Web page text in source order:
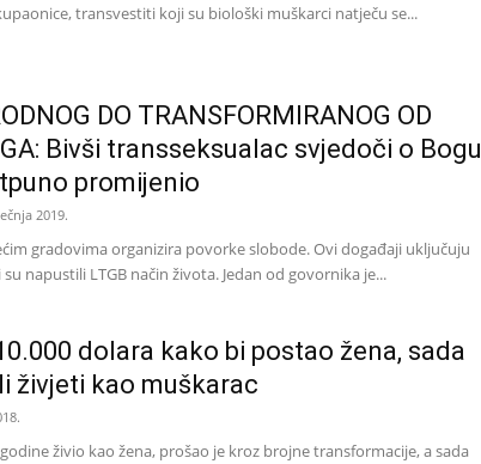
transvestiti koji su biološki muškarci natječu se...
DO TRANSFORMIRANOG OD
Bivši transseksualac svjedoči o Bogu
promijenio
2019.
gradovima organizira povorke slobode. Ovi događaji uključuju
napustili LTGB način života. Jedan od govornika je...
dolara kako bi postao žena, sada
živjeti kao muškarac
živio kao žena, prošao je kroz brojne transformacije, a sada